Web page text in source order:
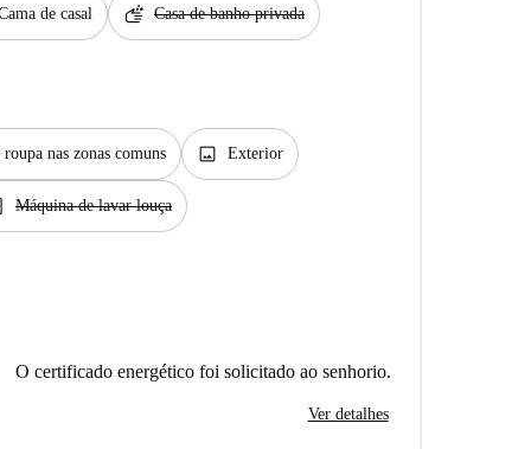
de casal soap Casa de banho privada
nas zonas comuns image Exterior
Máquina de lavar louça
O certificado energético foi solicitado ao senhorio.
Ver detalhes